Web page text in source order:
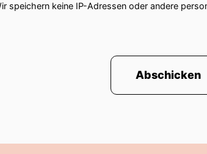
speichern keine IP-Adressen oder andere
Abschicken